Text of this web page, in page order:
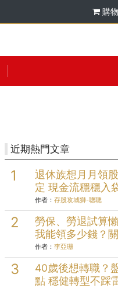
購
近期熱門文章
退休族想月月領
定 現金流穩穩入
作者： 存股攻城獅-聰聰
勞保、勞退試算
我能領多少錢？
作者： 李亞珊
40歲後想轉職？
點 穩健轉型不踩